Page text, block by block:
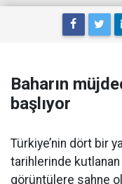
Baharın
başlıyor
Türkiye’nin dört bir
tarihlerinde kutlanan
görüntülere sahne